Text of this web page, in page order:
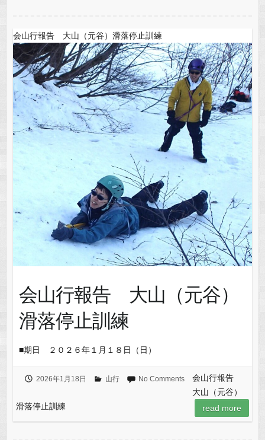
会山行報告 大山（元谷）滑落停止訓練
会山行報告 大山（元谷）
滑落停止訓練
■期日 ２０２６年１月１８日（日）
2026年1月18日 山行 No Comments
会山行報告
大山（元谷）
滑落停止訓練
read more